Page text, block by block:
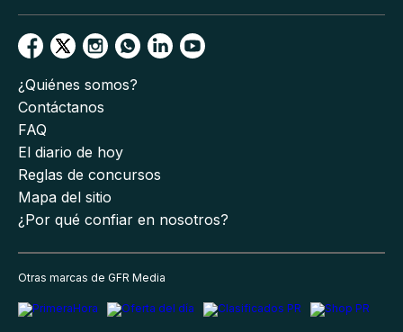
¿Quiénes somos?
Contáctanos
FAQ
El diario de hoy
Reglas de concursos
Mapa del sitio
¿Por qué confiar en nosotros?
Otras marcas de GFR Media